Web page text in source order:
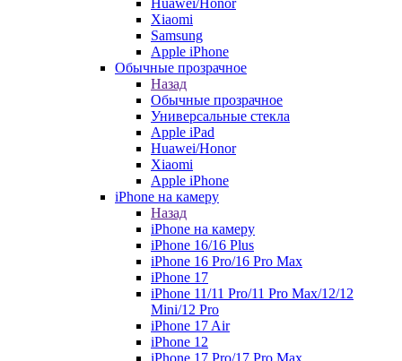
Huawei/Honor
Xiaomi
Samsung
Apple iPhone
Обычные прозрачное
Назад
Обычные прозрачное
Универсальные стекла
Apple iPad
Huawei/Honor
Xiaomi
Apple iPhone
iPhone на камеру
Назад
iPhone на камеру
iPhone 16/16 Plus
iPhone 16 Pro/16 Pro Max
iPhone 17
iPhone 11/11 Pro/11 Pro Max/12/12
Mini/12 Pro
iPhone 17 Air
iPhone 12
iPhone 17 Pro/17 Pro Max